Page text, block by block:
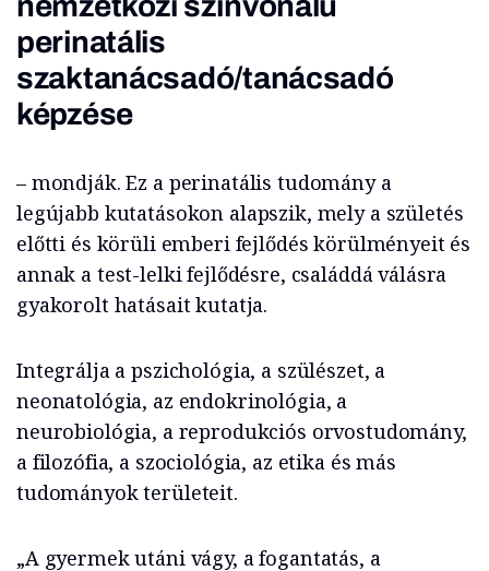
perinatális
szaktanácsadó/tanácsadó
képzése
– mondják. Ez a perinatális tudomány a
legújabb kutatásokon alapszik, mely a születés
előtti és körüli emberi fejlődés körülményeit és
annak a test-lelki fejlődésre, családdá válásra
gyakorolt hatásait kutatja.
Integrálja a pszichológia, a szülészet, a
neonatológia, az endokrinológia, a
neurobiológia, a reprodukciós orvostudomány,
a filozófia, a szociológia, az etika és más
tudományok területeit.
„A gyermek utáni vágy, a fogantatás, a